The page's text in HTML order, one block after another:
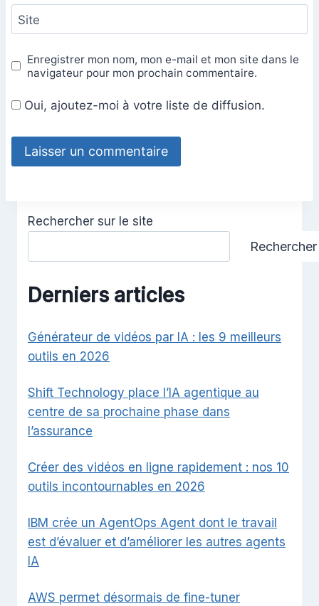
Site
Enregistrer mon nom, mon e-mail et mon site dans le
navigateur pour mon prochain commentaire.
Oui, ajoutez-moi à votre liste de diffusion.
Rechercher sur le site
Rechercher
Derniers articles
Générateur de vidéos par IA : les 9 meilleurs
outils en 2026
Shift Technology place l’IA agentique au
centre de sa prochaine phase dans
l’assurance
Créer des vidéos en ligne rapidement : nos 10
outils incontournables en 2026
IBM crée un AgentOps Agent dont le travail
est d’évaluer et d’améliorer les autres agents
IA
AWS permet désormais de fine-tuner